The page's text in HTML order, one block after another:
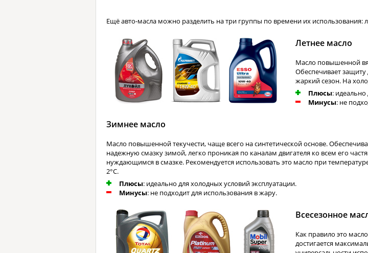
Ещё авто-масла можно разделить на три группы по времени их использования:
Летнее масло
Масло повышенной
Обеспечивает
жаркий сезон. На
Плюсы: идеально
Минусы: не
Зимнее масло
Масло повышенной текучести, чаще всего на синтетической основе.
надежную смазку зимой, легко проникая по каналам двигателя ко всем его
нуждающимся в смазке. Рекомендуется использовать это масло при
2°C.
Плюсы: идеально для холодных условий эксплуатации.
Минусы: не подходит для использования в жару.
Всесезонное
Как правило это
достигается